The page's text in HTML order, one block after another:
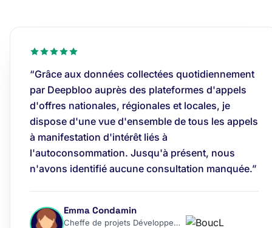
“Grâce aux données collectées quotidiennement
par Deepbloo auprès des plateformes d'appels
d'offres nationales, régionales et locales, je
dispose d'une vue d'ensemble de tous les appels
à manifestation d'intérêt liés à
l'autoconsommation. Jusqu'à présent, nous
n'avons identifié aucune consultation manquée.”
Emma Condamin
Cheffe de projets Développement